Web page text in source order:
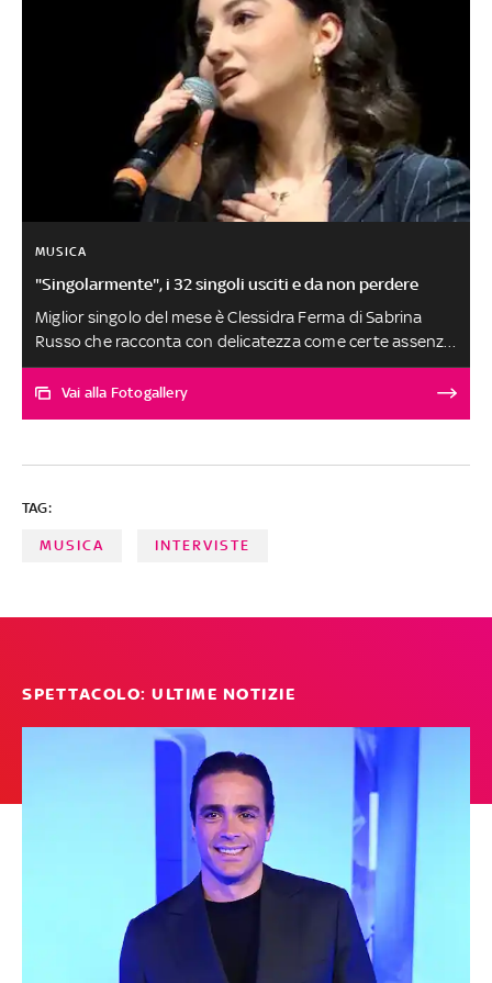
MUSICA
"Singolarmente", i 32 singoli usciti e da non perdere
Miglior singolo del mese è Clessidra Ferma di Sabrina
Russo che racconta con delicatezza come certe assenze
non finiscono: cambiano forma, diventano ricordo e
continuano a brillare dentro di noi. Menzione speciale
brani, scelti tra oltre 300 ascolti, sono al secondo posto
FABRIZIO BASSO
Vai alla Fotogallery
TAG:
MUSICA INTERVISTE
SPETTACOLO: ULTIME NOTIZIE